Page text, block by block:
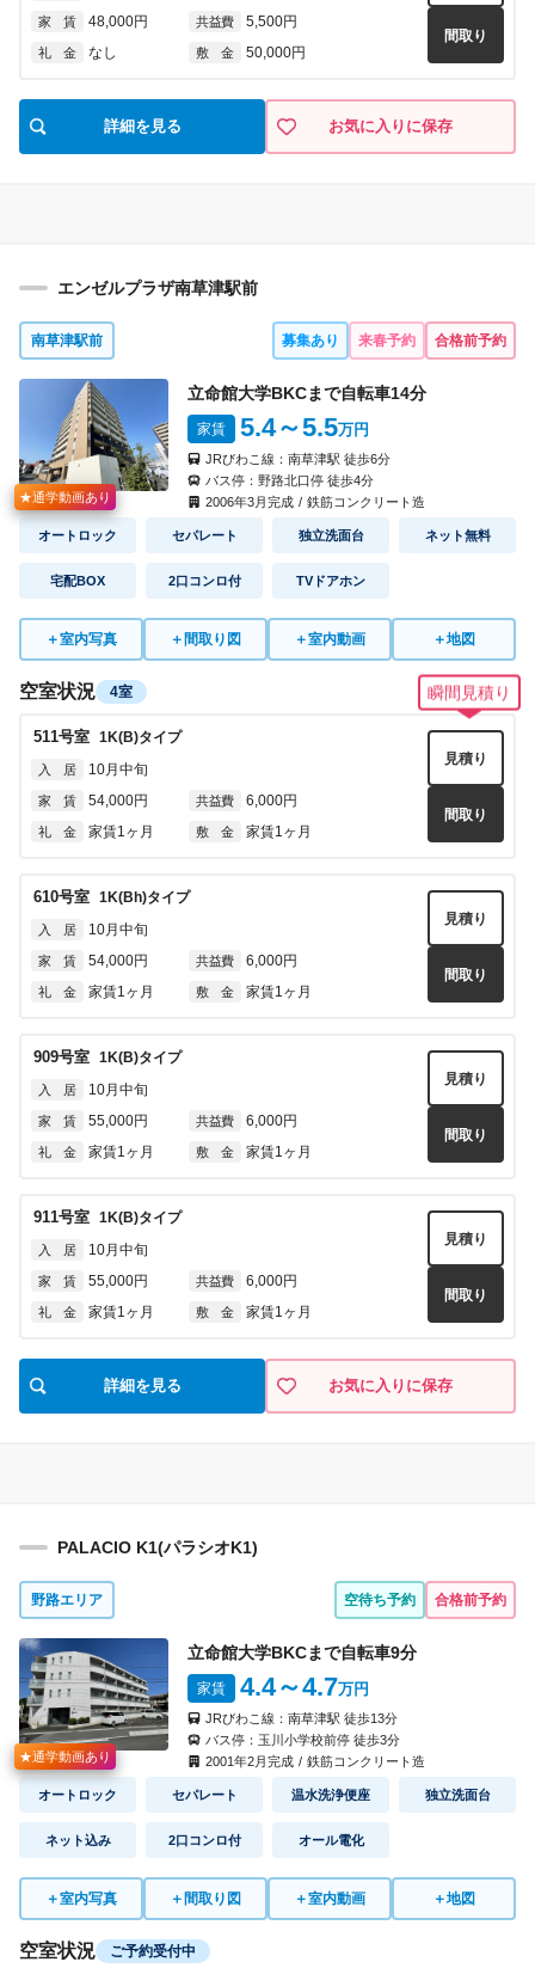
家 賃 48,000円 共益費 5,500円
礼 金 なし 敷 金 50,000円
間取り
詳細を見る お気に入りに保存
エンゼルプラザ南草津駅前
南草津駅前 募集あり 来春予約 合格前予約
★通学動画あり
立命館大学BKCまで自転車14分
家賃 5.4～5.5万円
JRびわこ線： 南草津駅 徒歩6分
バス停： 野路北口停徒歩4分
2006年3月完成 / 鉄筋コンクリート造
オートロック セパレート 独立洗面台 ネット無料
宅配BOX 2口コンロ付 TVドアホン
＋室内写真 ＋ 間取り図 ＋室内動画 ＋地図
空室状況 4室 瞬間見積り
511号室 1K(B)タイプ
入 居 10月中旬
家 賃 54,000円 共益費 6,000円
礼 金 家賃1ヶ月 敷 金 家賃1ヶ月
見積り
間取り
610号室 1K(Bh)タイプ
入 居 10月中旬
家 賃 54,000円 共益費 6,000円
礼 金 家賃1ヶ月 敷 金 家賃1ヶ月
見積り
間取り
909号室 1K(B)タイプ
入 居 10月中旬
家 賃 55,000円 共益費 6,000円
礼 金 家賃1ヶ月 敷 金 家賃1ヶ月
見積り
間取り
911号室 1K(B)タイプ
入 居 10月中旬
家 賃 55,000円 共益費 6,000円
礼 金 家賃1ヶ月 敷 金 家賃1ヶ月
見積り
間取り
詳細を見る お気に入りに保存
PALACIO K1(パラシオK1)
野路エリア 空待ち予約 合格前予約
★通学動画あり
立命館大学BKCまで自転車9分
家賃 4.4～4.7万円
JRびわこ線： 南草津駅 徒歩13分
バス停： 玉川小学校前停徒歩3分
2001年2月完成 / 鉄筋コンクリート造
オートロック セパレート 温水洗浄便座 独立洗面台
ネット込み 2口コンロ付 オール電化
＋室内写真 ＋ 間取り図 ＋室内動画 ＋地図
空室状況 ご予約受付中